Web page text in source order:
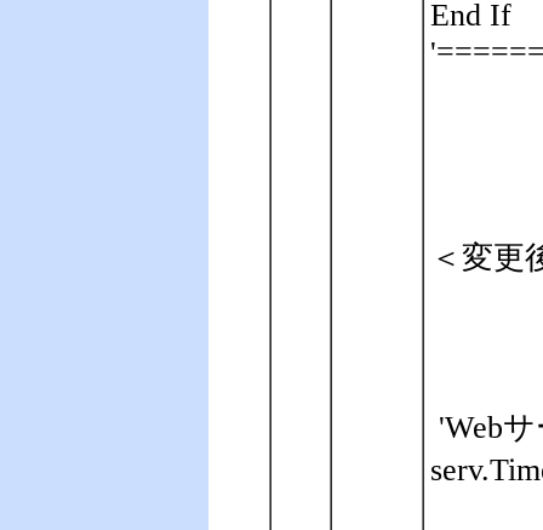
End If
＜変更
'Web